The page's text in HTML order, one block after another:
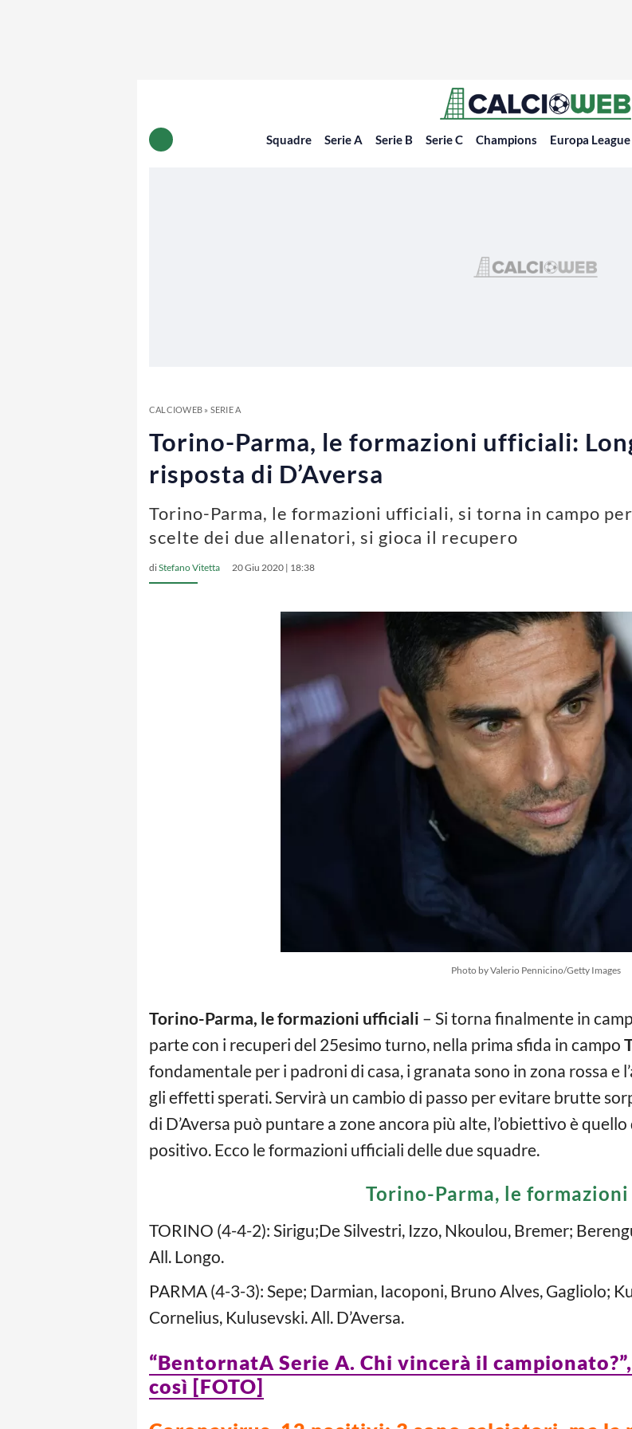
Squadre Serie A Serie B Serie C Champions Europa League
CALCIOWEB» SERIE A
Torino-Parma, le formazioni ufficiali:
risposta di D’Aversa
Torino-Parma, le formazioni ufficiali, si torna in campo
scelte dei due allenatori, si gioca il recupero
diStefano Vitetta 20 Giu 2020 | 18:38
Photo by Valerio Pennicino/Getty Images
Torino-Parma, le formazioni ufficiali – Si torna finalmente in
parte con i recuperi del 25esimo turno, nella prima sfida in campo
fondamentale per i padroni di casa, i granata sono in zona rossa
gli effetti sperati. Servirà un cambio di passo per evitare brutte
di D’Aversa può puntare a zone ancora più alte, l’obiettivo è
positivo. Ecco le formazioni ufficiali delle due squadre.
Torino-Parma, le
TORINO (4-4-2): Sirigu;De Silvestri, Izzo, Nkoulou, Bremer;
All. Longo.
PARMA (4-3-3): Sepe; Darmian, Iacoponi, Bruno Alves, Gagliolo;
Cornelius, Kulusevski. All. D’Aversa.
“BentornatA Serie A. Chi vincerà il
così [FOTO]